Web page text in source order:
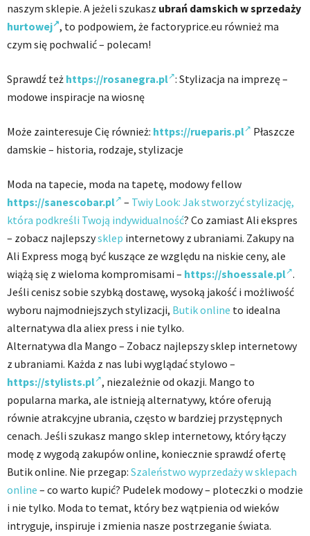
naszym sklepie. A jeżeli szukasz ubrań damskich w sprzedaży
hurtowej , to podpowiem, że factoryprice.eu również ma
czym się pochwalić – polecam!
Sprawdź też https://rosanegra.pl : Stylizacja na imprezę –
modowe inspiracje na wiosnę
Może zainteresuje Cię również: https://rueparis.pl
Płaszcze
damskie – historia, rodzaje, stylizacje
Moda na tapecie, moda na tapetę, modowy fellow
https://sanescobar.pl
– Twiy Look: Jak stworzyć stylizację,
która podkreśli Twoją indywidualność? Co zamiast Ali ekspres
– zobacz najlepszysklep internetowy z ubraniami. Zakupy na
Ali Express mogą być kuszące ze względu na niskie ceny, ale
wiążą się z wieloma kompromisami – https://shoessale.pl .
Jeśli cenisz sobie szybką dostawę, wysoką jakość i możliwość
wyboru najmodniejszych stylizacji, Butik online to idealna
alternatywa dla aliex press i nie tylko.
Alternatywa dla Mango – Zobacz najlepszy sklep internetowy
z ubraniami. Każda z nas lubi wyglądać stylowo –
https://stylists.pl , niezależnie od okazji. Mango to
popularna marka, ale istnieją alternatywy, które oferują
równie atrakcyjne ubrania, często w bardziej przystępnych
cenach. Jeśli szukasz mango sklep internetowy, który łączy
modę z wygodą zakupów online, koniecznie sprawdź ofertę
Butik online. Nie przegap: Szaleństwo wyprzedaży w sklepach
online – co warto kupić? Pudelek modowy – ploteczki o modzie
i nie tylko. Moda to temat, który bez wątpienia od wieków
intryguje, inspiruje i zmienia nasze postrzeganie świata.